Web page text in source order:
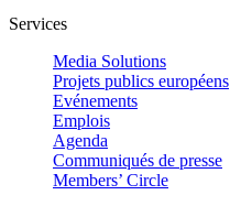
Services
Media Solutions
Projets publics européens
Evénements
Emplois
Agenda
Communiqués de presse
Members’ Circle